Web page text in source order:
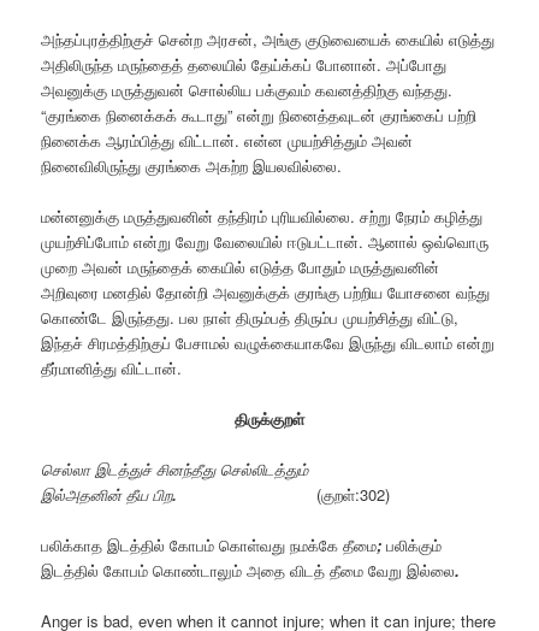
அந்தப்புரத்திற்குச் சென்ற அரசன், அங்கு குடுவையைக் கையில் எடுத்து
அதிலிருந்த மருந்தைத் தலையில் தேய்க்கப் போனான். அப்போது
அவனுக்கு மருத்துவன் சொல்லிய பக்குவம் கவனத்திற்கு வந்தது.
“குரங்கை நினைக்கக் கூடாது” என்று நினைத்தவுடன் குரங்கைப் பற்றி
நினைக்க ஆரம்பித்து விட்டான். என்ன முயற்சித்தும் அவன்
நினைவிலிருந்து குரங்கை அகற்ற இயலவில்லை.
மன்னனுக்கு மருத்துவனின் தந்திரம் புரியவில்லை. சற்று நேரம் கழித்து
முயற்சிப்போம் என்று வேறு வேலையில் ஈடுபட்டான். ஆனால் ஒவ்வொரு
முறை அவன் மருந்தைக் கையில் எடுத்த போதும் மருத்துவனின்
அறிவுரை மனதில் தோன்றி அவனுக்குக் குரங்கு பற்றிய யோசனை வந்து
கொண்டே இருந்தது. பல நாள் திரும்பத் திரும்ப முயற்சித்து விட்டு,
இந்தச் சிரமத்திற்குப் பேசாமல் வழுக்கையாகவே இருந்து விடலாம் என்று
தீர்மானித்து விட்டான்.
திருக்குறள்
செல்லா இடத்துச் சினந்தீது செல்லிடத்தும்
இல்அதனின் தீய பிற. (குறள்:302)
பலிக்காத இடத்தில் கோபம் கொள்வது நமக்கே தீமை;பலிக்கும்
இடத்தில் கோபம் கொண்டாலும் அதை விடத் தீமை வேறு இல்லை.
Anger is bad, even when it cannot injure; when it can injure; there